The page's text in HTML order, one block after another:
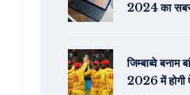
2024 का
जिम्बाब्वे बनाम
2026 में होगी